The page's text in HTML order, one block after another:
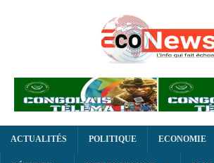
ACTUALITÉS POLITIQUE ECONOMIE